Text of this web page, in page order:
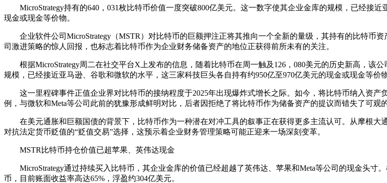
MicroStrategy持有的640，031枚比特币价值一度突破800亿美元。这一数字使其企业金库的规模，已经接近
现金或现金等价物。
企业软件公司MicroStrategy（MSTR）对比特币的巨额押注正将其推向一个全新的量级，其持有的比特币
司激进策略的惊人回报，也标志着比特币作为企业财务储备资产的地位正获得前所未有的关注。
根据MicroStrategy周二在社交平台X上发布的信息，随着比特币在周一触及126，080美元的历史新高，该
规模，已经接近亚马逊、谷歌和微软的水平，这三家科技巨头各自持有约950亿至970亿美元的现金或现金等价物
这一里程碑事件正值企业界对比特币的接纳程度于2025年出现爆炸式增长之际。如今，将比特币纳入资产
例，与微软和Meta等公司此前的犹豫形成鲜明对比，后者因拒绝了将比特币作为储备资产的提议而错失了可观
在美元通胀和巨额国债的背景下，比特币作为一种潜在对冲工具的叙事正在获得更多主流认可。从摩根大
对抗法定货币贬值的“贬值交易”选择，这预示着企业财务管理策略可能正迎来一场深刻变革。
MSTR比特币持仓价值已超苹果、英伟达现金
MicroStrategy通过持续买入比特币，其企业金库的价值已经超越了英伟达、苹果和Meta等公司的现金头寸
币，目前账面收益率高达65%，浮盈约304亿美元。